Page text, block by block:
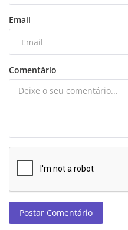
Email
Comentário
Postar Comentário